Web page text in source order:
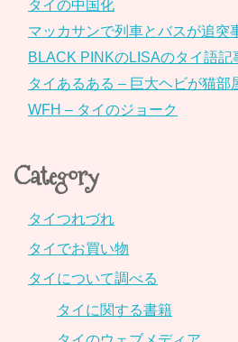
タイの中国化
マッカサンで列車とバスが追突
BLACK PINKのLISAのタイ語記
タイあるある – 巨大ヘビが猫
WFH – タイのジョーク
Category
タイつれづれ
タイでお買い物
タイについて調べる
タイに関する書籍